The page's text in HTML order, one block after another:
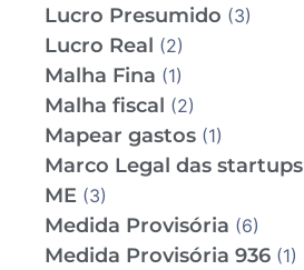
Lucro Presumido (3)
Lucro Real (2)
Malha Fina (1)
Malha fiscal (2)
Mapear gastos (1)
Marco Legal das startups
ME (3)
Medida Provisória (6)
Medida Provisória 936 (1)